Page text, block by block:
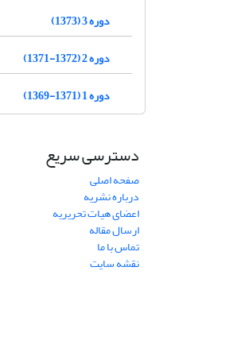
دوره 3 (1373)
دوره 2 (1372-1371)
دوره 1 (1371-1369)
دسترسی سریع
صفحه اصلی
درباره نشریه
اعضای هیات تحریریه
ارسال مقاله
تماس با ما
نقشه سایت